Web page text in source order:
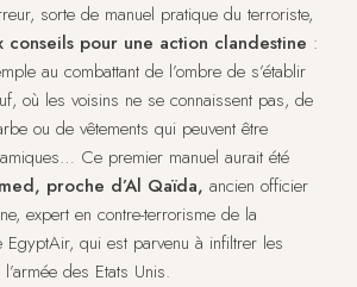
sorte de manuel pratique du terroriste,
conseils pour une action clandestine :
au combattant de l’ombre de s’établir
où les voisins ne se connaissent pas, de
ou de vêtements qui peuvent être
Ce premier manuel aurait été
proche d’Al Qaïda, ancien officier
expert en contre-terrorisme de la
EgyptAir, qui est parvenu à infiltrer les
des Etats Unis.